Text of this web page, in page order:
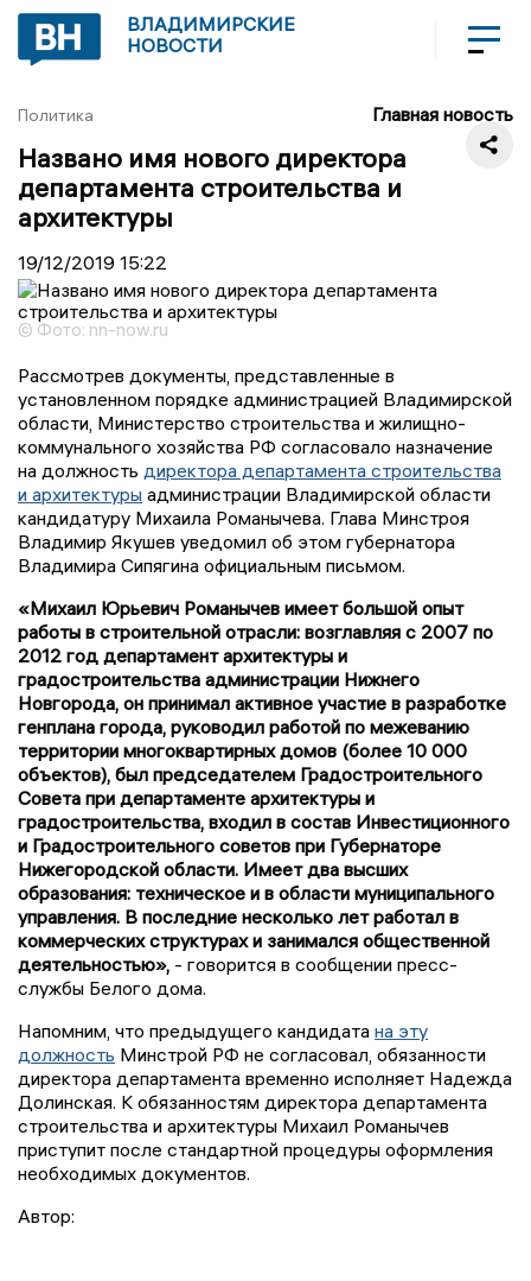
ВЛАДИМИРСКИЕ
НОВОСТИ
Политика Главная новость
Названо имя нового директора
департамента строительства и
архитектуры
19/12/2019 15:22
© Фото: nn-now.ru
Рассмотрев документы, представленные в
установленном порядке администрацией Владимирской
области, Министерство строительства и жилищно-
коммунального хозяйства РФ согласовало назначение
на должность директора департамента строительства
и архитектуры администрации Владимирской области
кандидатуру Михаила Романычева. Глава Минстроя
Владимир Якушев уведомил об этом губернатора
Владимира Сипягина официальным письмом.
«Михаил Юрьевич Романычев имеет большой опыт
работы в строительной отрасли: возглавляя с 2007 по
2012 год департамент архитектуры и
градостроительства администрации Нижнего
Новгорода, он принимал активное участие в разработке
генплана города, руководил работой по межеванию
территории многоквартирных домов (более 10 000
объектов), был председателем Градостроительного
Совета при департаменте архитектуры и
градостроительства, входил в состав Инвестиционного
и Градостроительного советов при Губернаторе
Нижегородской области. Имеет два высших
образования: техническое и в области муниципального
управления. В последние несколько лет работал в
коммерческих структурах и занимался общественной
деятельностью», - говорится в сообщении пресс-
службы Белого дома.
Напомним, что предыдущего кандидата на эту
должность Минстрой РФ не согласовал, обязанности
директора департамента временно исполняет Надежда
Долинская. К обязанностям директора департамента
строительства и архитектуры Михаил Романычев
приступит после стандартной процедуры оформления
необходимых документов.
Автор: